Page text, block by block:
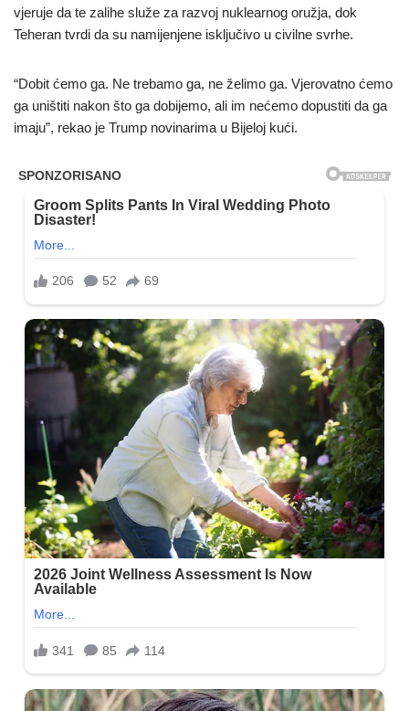
vjeruje da te zalihe služe za razvoj nuklearnog oružja, dok
Teheran tvrdi da su namijenjene isključivo u civilne svrhe.
“Dobit ćemo ga. Ne trebamo ga, ne želimo ga. Vjerovatno ćemo
ga uništiti nakon što ga dobijemo, ali im nećemo dopustiti da ga
imaju”, rekao je Trump novinarima u Bijeloj kući.